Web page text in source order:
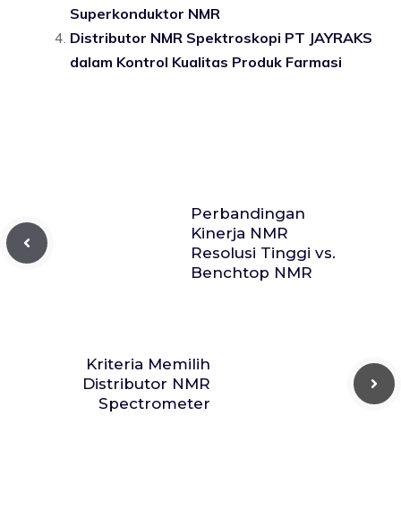
Superkonduktor NMR
Distributor NMR Spektroskopi PT JAYRAKS
dalam Kontrol Kualitas Produk Farmasi
Perbandingan
Kinerja NMR
Resolusi Tinggi vs.
Benchtop NMR
Kriteria Memilih
Distributor NMR
Spectrometer